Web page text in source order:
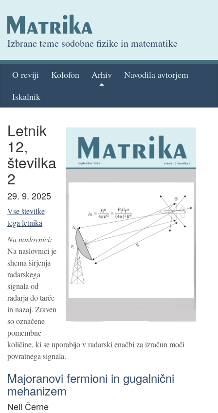
Izbrane teme sodobne fizike in matematike
O reviji Kolofon Arhiv
Navodila avtorjem
Iskalnik
Letnik
12,
številka
2
29. 9. 2025
Vse številke
tega letnika
Na naslovnici:
Na naslovnici je
shema širjenja
radarskega
signala od
radarja do tarče
in nazaj. Zraven
so označene
pomembne
količine, ki se uporabijo v radarski enačbi za izračun moči
povratnega signala.
Majoranovi fermioni in gugalnični
mehanizem
Neil Černe